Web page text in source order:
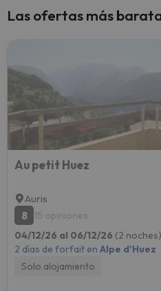
Las ofertas más
Au petit Huez
Auris
8
15 opiniones
04/12/26 al 06/12/26 (2 noches)
2 días de forfait en Alpe d'Huez
Solo alojamiento